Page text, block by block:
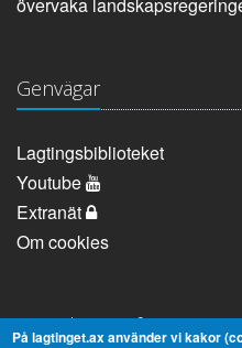
Genvägar
Lagtingsbiblioteket
Youtube
Extranät
Om cookies
Kontaktuppgifter
På lagtinget.ax använder vi kakor